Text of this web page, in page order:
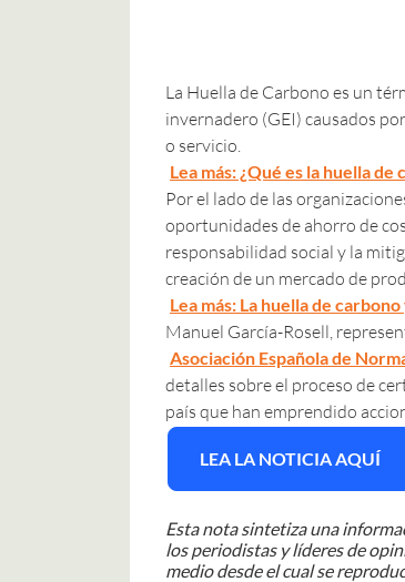
La Huella de Carbono es un
invernadero (GEI) causados
o servicio.
Lea más: ¿Qué es la huella
Por el lado de las
oportunidades de ahorro de
responsabilidad social y la
creación de un mercado de
Lea más: La huella de
Manuel García-Rosell,
Asociación Española de
detalles sobre el proceso de
país que han emprendido
LEA LA NOTICIA AQUÍ
Esta nota sintetiza una
los periodistas y líderes de
medio desde el cual se